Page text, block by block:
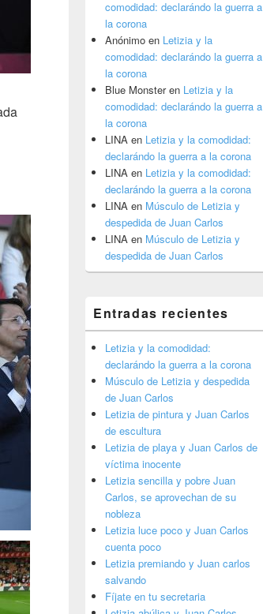
comodidad: declarándo la guerra a
la corona
Anónimo en Letizia y la
comodidad: declarándo la guerra a
la corona
Blue Monsteren Letizia y la
comodidad: declarándo la guerra a
la corona
LINA en Letizia y la comodidad:
declarándo la guerra a la corona
LINA en Letizia y la comodidad:
declarándo la guerra a la corona
LINA en Músculo de Letizia y
despedida de Juan Carlos
LINA en Músculo de Letizia y
despedida de Juan Carlos
Entradas recientes
Letizia y la comodidad:
declarándo la guerra a la corona
Músculo de Letizia y despedida
de Juan Carlos
Letizia de pintura y Juan Carlos
de escultura
Letizia de playa y Juan Carlos de
víctima inocente
Letizia sencilla y pobre Juan
Carlos, se aprovechan de su
nobleza
Letizia luce poco y Juan Carlos
cuenta poco
Letizia premiando y Juan carlos
salvando
Fíjate en tu secretaria